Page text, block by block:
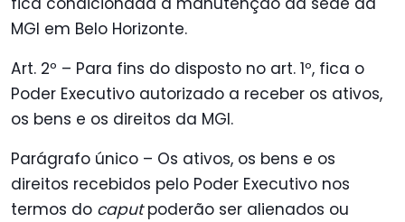
MGI em Belo Horizonte.
Art. 2º – Para fins do disposto no art. 1º, fica o
Poder Executivo autorizado a receber os ativos,
os bens e os direitos da MGI.
Parágrafo único – Os ativos, os bens e os
direitos recebidos pelo Poder Executivo nos
termos do caputpoderão ser alienados ou